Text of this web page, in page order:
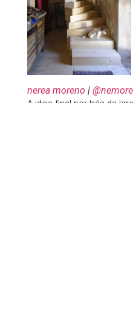
nerea moreno |
A ideia final por trás da